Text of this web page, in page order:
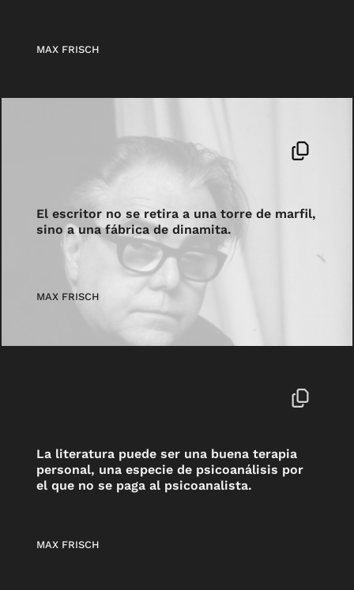
MAX FRISCH
El escritor no se retira a una torre de marfil,
sino a una fábrica de dinamita.
MAX FRISCH
La literatura puede ser una buena terapia
personal, una especie de psicoanálisis por
el que no se paga al psicoanalista.
MAX FRISCH